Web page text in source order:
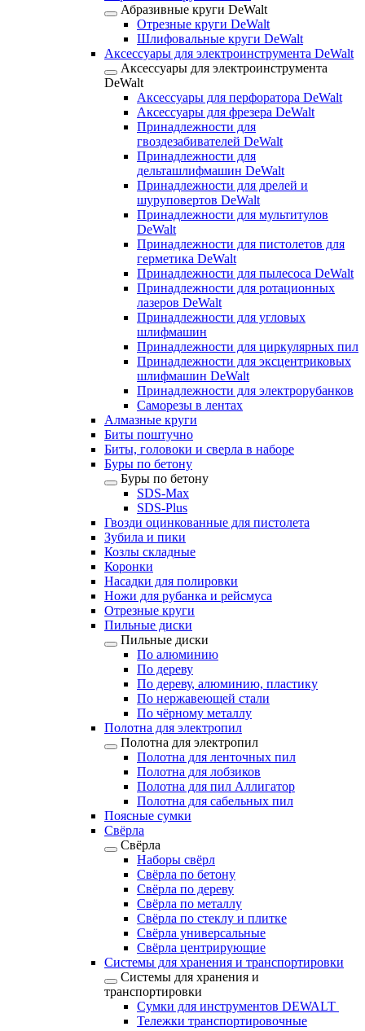
Абразивные круги DeWalt
Отрезные круги DeWalt
Шлифовальные круги DeWalt
Аксессуары для электроинструмента DeWalt
Аксессуары для электроинструмента
DeWalt
Аксессуары для перфоратора DeWalt
Аксессуары для фрезера DeWalt
Принадлежности для
гвоздезабивателей DeWalt
Принадлежности для
дельташлифмашин DeWalt
Принадлежности для дрелей и
шуруповертов DeWalt
Принадлежности для мультитулов
DeWalt
Принадлежности для пистолетов для
герметика DeWalt
Принадлежности для пылесоса DeWalt
Принадлежности для ротационных
лазеров DeWalt
Принадлежности для угловых
шлифмашин
Принадлежности для циркулярных пил
Принадлежности для эксцентриковых
шлифмашин DeWalt
Принадлежности для электрорубанков
Саморезы в лентах
Алмазные круги
Биты поштучно
Биты, головоки и сверла в наборе
Буры по бетону
Буры по бетону
SDS-Max
SDS-Plus
Гвозди оцинкованные для пистолета
Зубила и пики
Козлы складные
Коронки
Насадки для полировки
Ножи для рубанка и рейсмуса
Отрезные круги
Пильные диски
Пильные диски
По алюминию
По дереву
По дереву, алюминию, пластику
По нержавеющей стали
По чёрному металлу
Полотна для электропил
Полотна для электропил
Полотна для ленточных пил
Полотна для лобзиков
Полотна для пил Аллигатор
Полотна для сабельных пил
Поясные сумки
Свёрла
Свёрла
Наборы свёрл
Свёрла по бетону
Свёрла по дереву
Свёрла по металлу
Свёрла по стеклу и плитке
Свёрла универсальные
Свёрла центрирующие
Системы для хранения и транспортировки
Системы для хранения и
транспортировки
Сумки для инструментов DEWALT
Тележки транспортировочные